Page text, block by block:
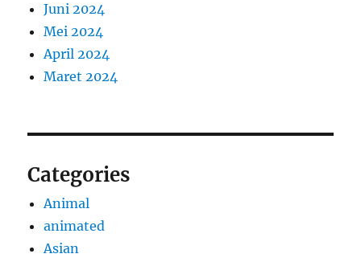
Juni 2024
Mei 2024
April 2024
Maret 2024
Categories
Animal
animated
Asian